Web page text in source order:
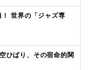
世界の「ジャズ専
ひばり、その宿命的関